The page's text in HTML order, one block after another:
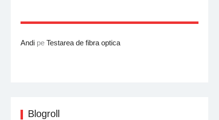
Andipe Testarea de fibra optica
Blogroll